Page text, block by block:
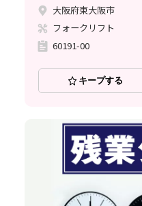
大阪府東大阪市
フォークリフト
60191-00
キープする